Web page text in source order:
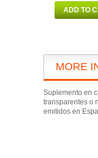
ADD TO
MORE
Suplemento en
transparentes o
emitidos en